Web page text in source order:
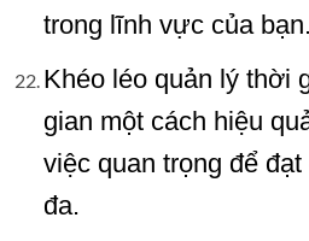
trong lĩnh vực của bạn.
Khéo léo quản lý thời
gian một cách hiệu
việc quan trọng để
đa.